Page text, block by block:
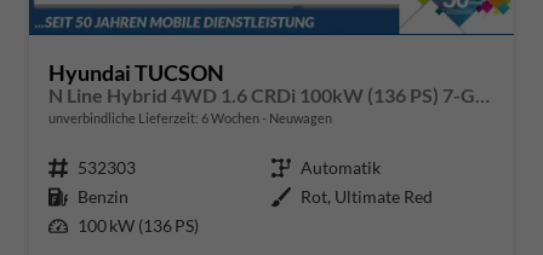
Hyundai TUCSON
unverbindliche Lieferzeit: 6 Wochen Neuwagen
Fahrzeugnr. 532303 Getriebe Automatik
Kraftstoff Benzin Außenfarbe Rot, Ultimate Red
Leistung 100 kW (136 PS)